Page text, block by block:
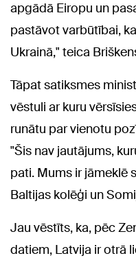
apgādā Eiropu un
pastāvot varbūtībai,
Ukrainā," teica
Tāpat satiksmes
vēstuli ar kuru
runātu par vienotu
"Šis nav jautājums,
pati. Mums ir jāmeklē
Baltijas kolēģi un
Jau vēstīts, ka, pēc
datiem, Latvija ir otrā